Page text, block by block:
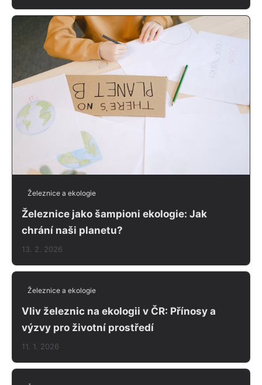
Železnice a ekologie
Železnice jako šampioni ekologie: Jak
chrání naši planetu?
13. 2. 2026
Železnice a ekologie
Vliv železnic na ekologii v ČR: Přínosy a
výzvy pro životní prostředí
11. 1. 2026